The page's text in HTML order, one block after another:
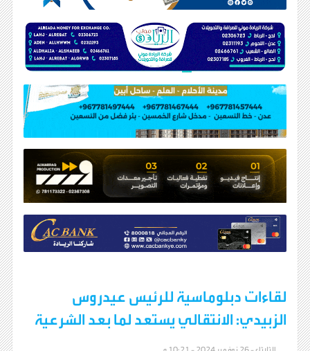
لقاءات دبلوماسية للرئيس عيدروس
الزبيدي: الانتقالي يستعد لما بعد الشرعية